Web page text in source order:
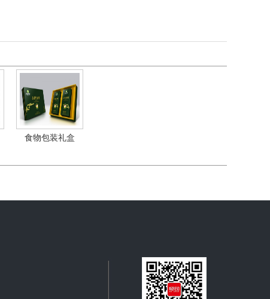
食物包装礼盒